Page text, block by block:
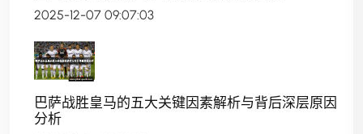
2025-12-07 09:07:03
巴萨战胜皇马的五大关键因素解析与背后深层原因
分析